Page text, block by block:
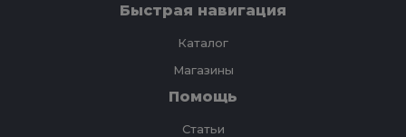
Быстрая навигация
Каталог
Магазины
Помощь
Статьи